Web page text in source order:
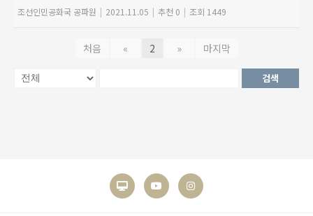
조선인민공화국 공파원 | 2021.11.05 | 추천 0 | 조회 1449
처음 « 2 » 마지막
검색